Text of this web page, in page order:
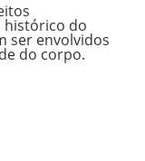
histórico do
ser envolvidos
do corpo.